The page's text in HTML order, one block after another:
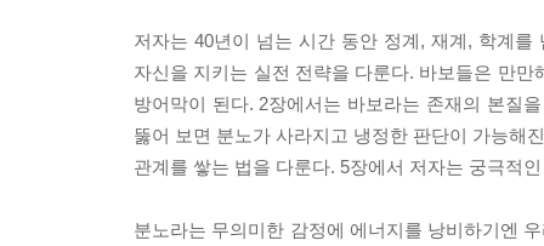
저자는 40년이 넘는 시간 동안 정계, 재계, 학계
자신을 지키는 실전 전략을 다룬다. 바보들은 만
방어막이 된다. 2장에서는 바보라는 존재의 본질
뚫어 보면 분노가 사라지고 냉정한 판단이 가능해
관계를 쌓는 법을 다룬다. 5장에서 저자는 궁극적
분노라는 무의미한 감정에 에너지를 낭비하기엔